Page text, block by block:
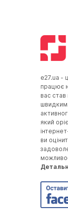
e27.ua -
працює
вас
який
ви